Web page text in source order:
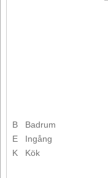
B
Badrum
E
Ingång
K
Kök